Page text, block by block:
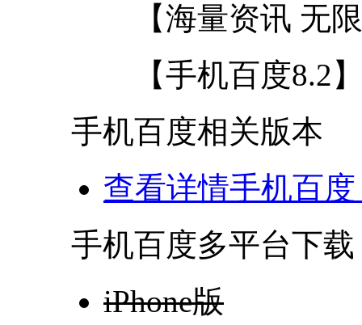
【海量资讯 无限
【手机百度8.2】
手机百度相关版本
查看详情手机百度
手机百度多平台下载
iPhone版